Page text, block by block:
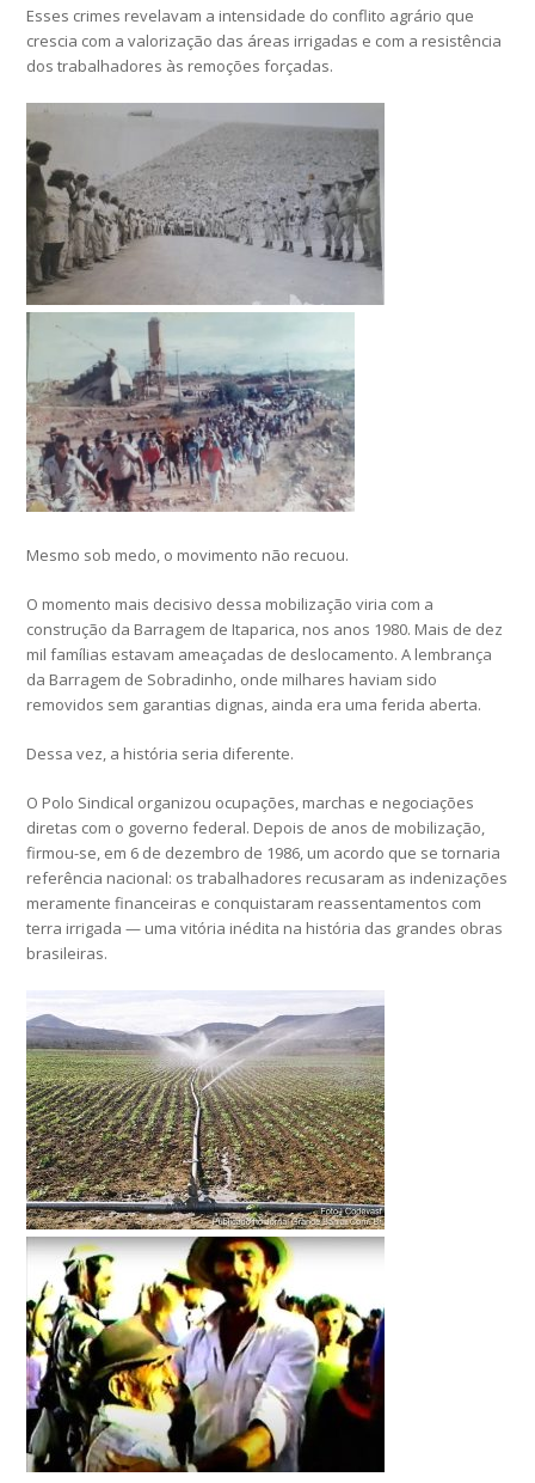
Esses crimes revelavam a intensidade do conflito agrário que
crescia com a valorização das áreas irrigadas e com a resistência
dos trabalhadores às remoções forçadas.
Mesmo sob medo, o movimento não recuou.
O momento mais decisivo dessa mobilização viria com a
construção da Barragem de Itaparica, nos anos 1980. Mais de dez
mil famílias estavam ameaçadas de deslocamento. A lembrança
da Barragem de Sobradinho, onde milhares haviam sido
removidos sem garantias dignas, ainda era uma ferida aberta.
Dessa vez, a história seria diferente.
O Polo Sindical organizou ocupações, marchas e negociações
diretas com o governo federal. Depois de anos de mobilização,
firmou-se, em 6 de dezembro de 1986, um acordo que se tornaria
referência nacional: os trabalhadores recusaram as indenizações
meramente financeiras e conquistaram reassentamentos com
terra irrigada — uma vitória inédita na história das grandes obras
brasileiras.